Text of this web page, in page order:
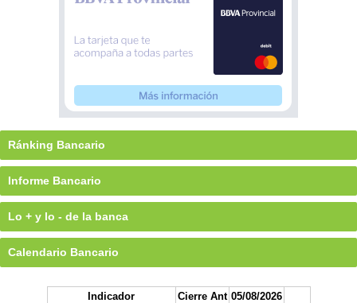
Ránking Bancario
Informe Bancario
Lo + y lo - de la banca
Calendario Bancario
Indicador Cierre Ant 05/08/2026